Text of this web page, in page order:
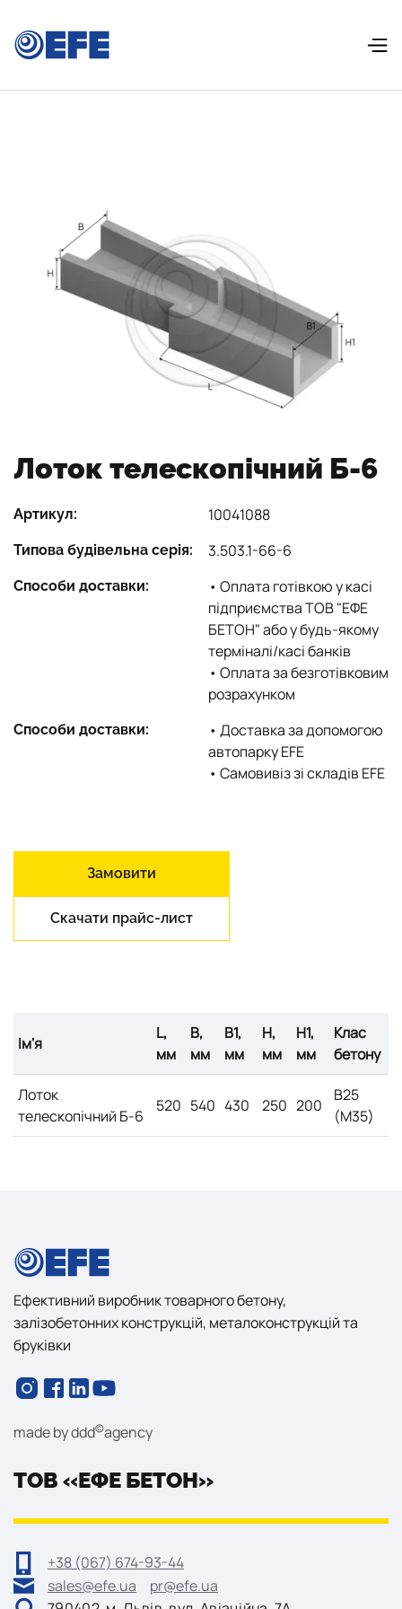
Лоток телескопічний Б-6
Артикул: 10041088
Типова будівельна серія: 3.503.1-66-6
Способи доставки:
• Оплата готівкою у касі
підприємства ТОВ "ЕФЕ
БЕТОН" або у будь-якому
терміналі/касі банків
• Оплата за безготівковим
розрахунком
Способи доставки:
• Доставка за допомогою
автопарку EFE
• Самовивіз зі складів EFE
Замовити
Скачати прайс-лист
Ім'я
L,
мм
B,
мм
B1,
мм
H,
мм
H1,
мм
Клас
бетону
Лоток
телескопічний Б-6
520 540 430 250 200
B25
(M35)
ТОВ «ЕФЕ БЕТОН»
+38 (067) 674-93-44
sales@efe.ua
pr@efe.ua
Ефективний виробник товарного бетону,
залізобетонних конструкцій, металоконструкцій та
бруківки
made byddd©agency